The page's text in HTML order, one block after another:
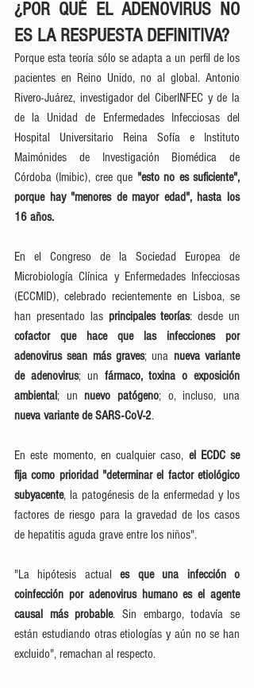
¿POR QUÉ EL ADENOVIRUS NO
ES LA RESPUESTA DEFINITIVA?
Porque esta teoría sólo se adapta a un perfil de los
pacientes en Reino Unido, no al global. Antonio
Rivero-Juárez, investigador del CiberINFEC y de la
de la Unidad de Enfermedades Infecciosas del
Hospital Universitario Reina Sofía e Instituto
Maimónides de Investigación Biomédica de
Córdoba (Imibic), cree que "esto no es suficiente",
porque hay "menores de mayor edad", hasta los
16 años.
En el Congreso de la Sociedad Europea de
Microbiología Clínica y Enfermedades Infecciosas
(ECCMID), celebrado recientemente en Lisboa, se
han presentado las principales teorías
cofactor que hace que las infecciones por
adenovirus sean más graves; una nueva variante
de adenovirus; un fármaco, toxina o exposición
ambiental; un nuevo patógeno
nueva variante de SARS-CoV-2.
En este momento, en cualquier caso, el ECDC se
fija como prioridad "determinar el factor etiológico
subyacente, la patogénesis de la enfermedad y los
factores de riesgo para la gravedad de los casos
de hepatitis aguda grave entre los niños".
"La hipótesis actual es que una infección o
coinfección por adenovirus humano es el agente
causal más probable. Sin embargo, todavía se
están estudiando otras etiologías y aún no se han
excluido", remachan al respecto.